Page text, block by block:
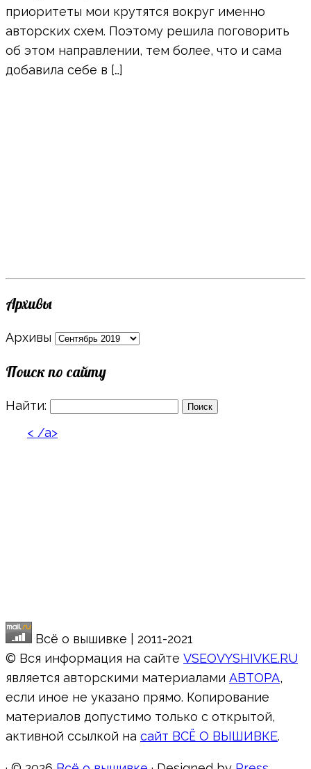
приоритеты мои крутятся вокруг именно
авторских схем. Поэтому решила поговорить
об этом направлении, тем более, что и сама
добавила себе в […]
Архивы
Архивы
Поиск по сайту
Найти:
< /a>
Всё о вышивке | 2011-2021
© Вся информация на сайте VSEOVYSHIVKE.RU
является авторскими материалами АВТОРА,
если иное не указано прямо. Копирование
материалов допустимо только с открытой,
активной ссылкой на сайт ВСЁ О ВЫШИВКЕ.